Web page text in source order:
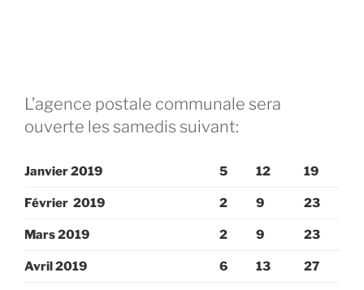
L’agence postale communale sera
ouverte les samedis suivant:
Janvier 2019 5 12 19
Février 2019 2 9 23
Mars 2019 2 9 23
Avril 2019 6 13 27